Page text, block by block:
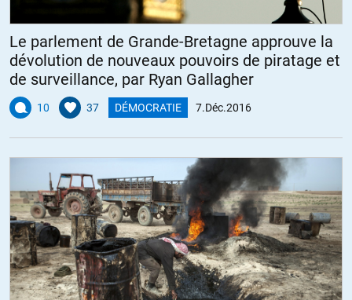
Le parlement de Grande-Bretagne approuve la
dévolution de nouveaux pouvoirs de piratage et
de surveillance, par Ryan Gallagher
10 37 DÉMOCRATIE 7.Déc.2016